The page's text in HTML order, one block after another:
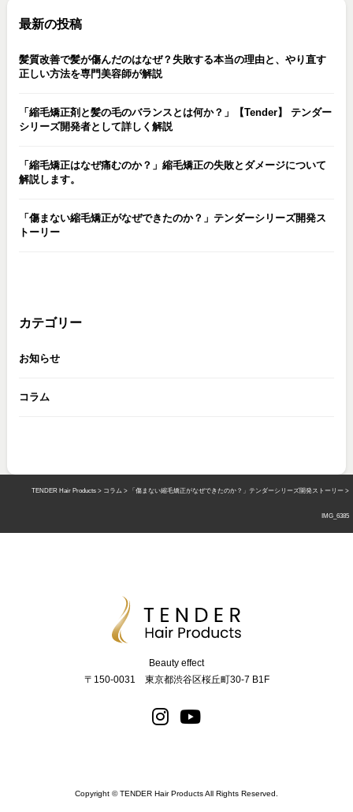
最新の投稿
髪質改善で髪が傷んだのはなぜ？失敗する本当の理由と、やり直す
正しい方法を専門美容師が解説
「縮毛矯正剤と髪の毛のバランスとは何か？」【Tender】 テンダー
シリーズ開発者として詳しく解説
「縮毛矯正はなぜ痛むのか？」縮毛矯正の失敗とダメージについて
解説します。
「傷まない縮毛矯正がなぜできたのか？」テンダーシリーズ開発ス
トーリー
カテゴリー
お知らせ
コラム
TENDER Hair Products > コラム > 「傷まない縮毛矯正がなぜできたのか？」テンダーシリーズ開発ストーリー >
IMG_6385
Beauty effect
〒150-0031 東京都渋谷区桜丘町30-7 B1F
Copyright © TENDER Hair Products All Rights Reserved.